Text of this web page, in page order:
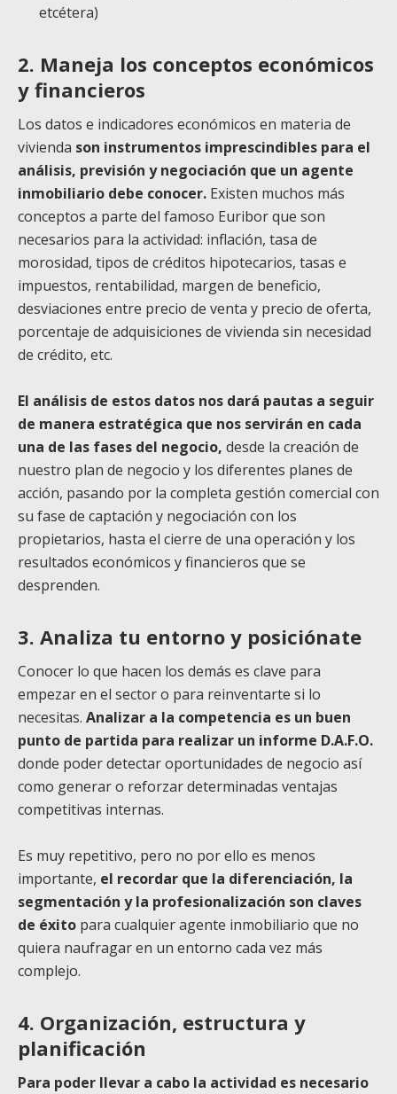
etcétera)
2. Maneja los conceptos económicos
y financieros
Los datos e indicadores económicos en materia de
vivienda son instrumentos imprescindibles para el
análisis, previsión y negociación que un agente
inmobiliario debe conocer. Existen muchos más
conceptos a parte del famoso Euribor que son
necesarios para la actividad: inflación, tasa de
morosidad, tipos de créditos hipotecarios, tasas e
impuestos, rentabilidad, margen de beneficio,
desviaciones entre precio de venta y precio de oferta,
porcentaje de adquisiciones de vivienda sin necesidad
de crédito, etc.
El análisis de estos datos nos dará pautas a seguir
de manera estratégica que nos servirán en cada
una de las fases del negocio, desde la creación de
nuestro plan de negocio y los diferentes planes de
acción, pasando por la completa gestión comercial con
su fase de captación y negociación con los
propietarios, hasta el cierre de una operación y los
resultados económicos y financieros que se
desprenden.
3. Analiza tu entorno y posiciónate
Conocer lo que hacen los demás es clave para
empezar en el sector o para reinventarte si lo
necesitas. Analizar a la competencia es un buen
punto de partida para realizar un informe D.A.F.O.
donde poder detectar oportunidades de negocio así
como generar o reforzar determinadas ventajas
competitivas internas.
Es muy repetitivo, pero no por ello es menos
importante, el recordar que la diferenciación, la
segmentación y la profesionalización son claves
de éxito para cualquier agente inmobiliario que no
quiera naufragar en un entorno cada vez más
complejo.
4. Organización, estructura y
planificación
Para poder llevar a cabo la actividad es necesario